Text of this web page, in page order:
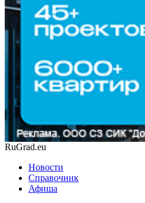
RuGrad.eu
Новости
Справочник
Афиша